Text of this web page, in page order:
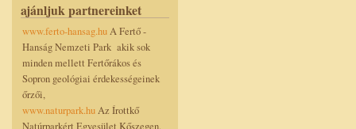
ajánljuk partnereinket
www.ferto-hansag.huA Fertő -
Hanság Nemzeti Park akik sok
minden mellett Fertőrákos és
Sopron geológiai érdekességeinek
őrzői,
www.naturpark.huAz Írottkő